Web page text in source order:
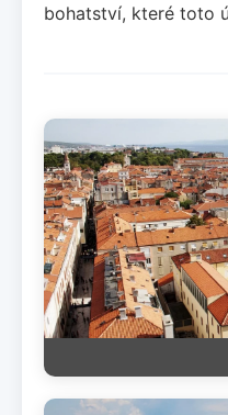
bohatství, které toto